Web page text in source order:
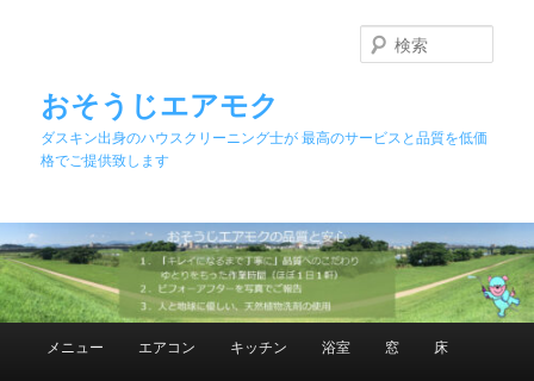
移
動
おそうじエアモク
ダスキン出身のハウスクリーニング士が 最高のサービスと品質を低価
格でご提供致します
索
メニュー エアコン キッチン 浴室 窓 床